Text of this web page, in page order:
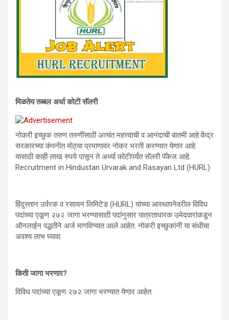
मिळतेय तब्बल अर्धा कोटी सॅलरी
नोकरी इच्छुक तरुण तरुणींसाठी अत्यंत महत्त्वाची व आनंदाची बातमी आहे.केंद्र
सरकारच्या कंपनीत मोठ्या प्रमाणावर नोकर भरती करण्यात येणार आहे.
यासाठी काही लाख रुपये पासून ते अर्ध्या कोटीपर्यंत सॅलरी पॅकेज आहे.
Recruitment in Hindustan Urvarak and Rasayan Ltd (HURL)
हिंदुस्तान उर्वरक व रसायन लिमिटेड (HURL) यांच्या आस्थापनेवरील विविध
पदांच्या एकूण २७२ जागा भरण्यासाठी पदांनुसार पात्रताधारक उमेदवारांकडून
ऑनलाईन पद्धतीने अर्ज मागविण्यात आले आहेत. नोकरी इच्छुकांनी या संधीचा
अवश्य लाभ घ्यावा.
किती जागा भरणार?
विविध पदांच्या एकूण २७२ जागा भरण्यात येणार आहेत.